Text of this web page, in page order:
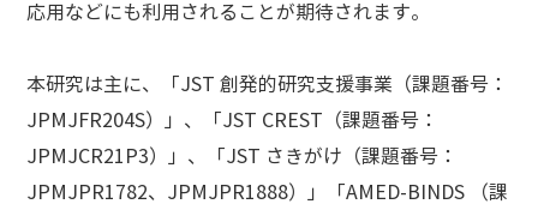
応用などにも利用されることが期待されます。
本研究は主に、「JST 創発的研究支援事業（課題番号：
JPMJFR204S）」、「JST CREST（課題番号：
JPMJCR21P3）」、「JST さきがけ（課題番号：
JPMJPR1782、JPMJPR1888）」「AMED-BINDS （課